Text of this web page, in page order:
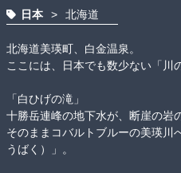
日本 > 北海道
北海道美瑛町、白金温泉。
ここには、日本でも数少ない「川
「白ひげの滝」
十勝岳連峰の地下水が、断崖の岩
そのままコバルトブルーの美瑛川
うばく）」。